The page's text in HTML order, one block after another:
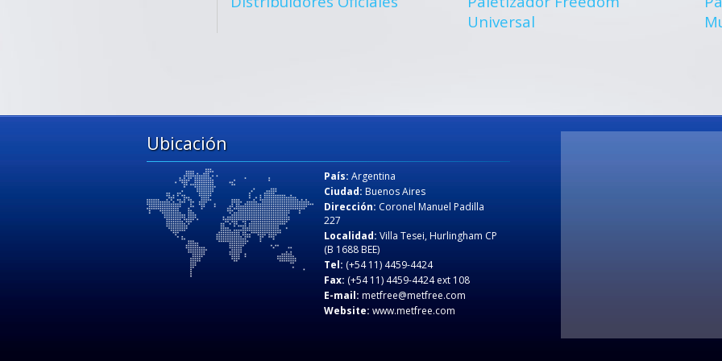
Universal
Ubicación
País: Argentina
Ciudad: Buenos Aires
Dirección: Coronel Manuel Padilla
227
Localidad: Villa Tesei, Hurlingham CP
(B 1688 BEE)
Tel: (+54 11) 4459-4424
Fax: (+54 11) 4459-4424 ext 108
E-mail: metfree@metfree.com
Website: www.metfree.com